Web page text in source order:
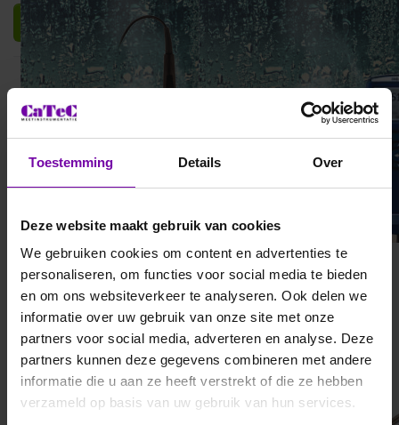
Toestemming Details Over
Deze website maakt gebruik van cookies
We gebruiken cookies om content en advertenties te
personaliseren, om functies voor social media te bieden
en om ons websiteverkeer te analyseren. Ook delen we
informatie over uw gebruik van onze site met onze
partners voor social media, adverteren en analyse. Deze
partners kunnen deze gegevens combineren met andere
informatie die u aan ze heeft verstrekt of die ze hebben
verzameld op basis van uw gebruik van hun services.
Filteren en sorteren
TSI
TSI7525
E+E
Omniport 40
voelers